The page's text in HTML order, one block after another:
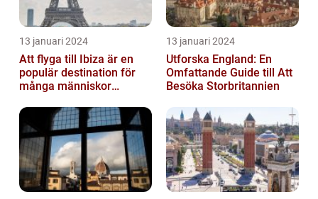
13 januari 2024
Att flyga till Ibiza är en
populär destination för
många människor
13 januari 2024
Utforska England: En
Omfattande Guide till Att
Besöka Storbritannien